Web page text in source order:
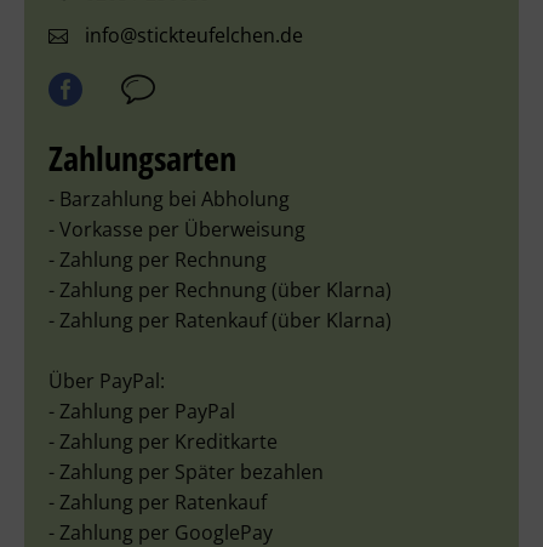
10g - Lauflänge 82 m
100% Baumwolle
Pflegehinweise
Maschinenwäsche bei 95 °C oder weniger
nicht bleichen
nicht im Wäschetrockner trocknen
Bügeln bei 150 °C
info@stickteufelchen.de
Zahlungsarten
- Barzahlung bei Abholung
- Vorkasse per Überweisung
- Zahlung per Rechnung
- Zahlung per Rechnung (über Klarna)
- Zahlung per Ratenkauf (über Klarna)
Über PayPal:
- Zahlung per PayPal
- Zahlung per Kreditkarte
- Zahlung per Später bezahlen
- Zahlung per Ratenkauf
- Zahlung per GooglePay